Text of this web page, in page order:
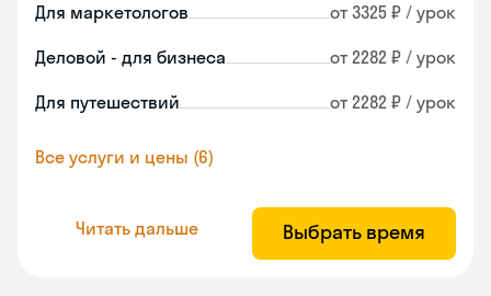
Для маркетологов от 3325 ₽ / урок
Деловой - для бизнеса от 2282 ₽ / урок
Для путешествий от 2282 ₽ / урок
Все услуги и цены (6)
Читать дальше Выбрать время